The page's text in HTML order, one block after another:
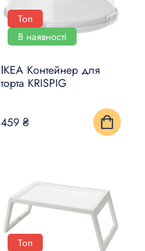
Топ
В наявності
ІКЕА Контейнер для
торта KRISPIG
459 ₴
Топ